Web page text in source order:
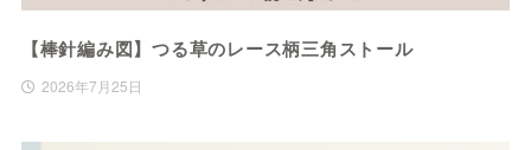
【棒針編み図】つる草のレース柄三角ストール
2026年7月25日